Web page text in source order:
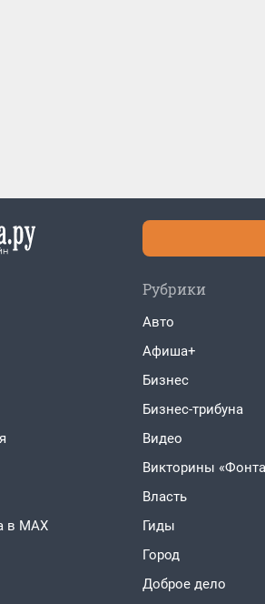
в MAX
Рубрики
Авто
Афиша+
Бизнес
Бизнес-трибуна
Видео
Викторины
Власть
Гиды
Город
Доброе дело